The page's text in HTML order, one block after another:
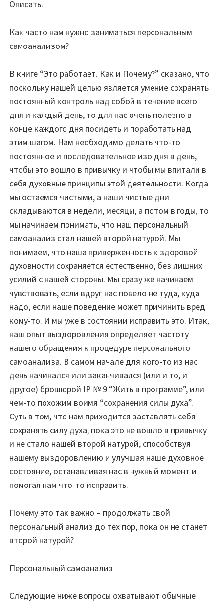
Описать.
Как часто нам нужно заниматься персональным
самоанализом?
В книге “Это работает. Как и Почему?” сказано, что
поскольку нашей целью является умение сохранять
постоянный контроль над собой в течение всего
дня и каждый день, то для нас очень полезно в
конце каждого дня посидеть и поработать над
этим шагом. Нам необходимо делать что-то
постоянное и последовательное изо дня в день,
чтобы это вошло в привычку и чтобы мы впитали в
себя духовные принципы этой деятельности. Когда
мы остаемся чистыми, а наши чистые дни
складываются в недели, месяцы, а потом в годы, то
мы начинаем понимать, что наш персональный
самоанализ стал нашей второй натурой. Мы
понимаем, что наша приверженность к здоровой
духовности сохраняется естественно, без лишних
усилий с нашей стороны. Мы сразу же начинаем
чувствовать, если вдруг нас повело не туда, куда
надо, если наше поведение может причинить вред
кому-то. И мы уже в состоянии исправить это. Итак,
наш опыт выздоровления определяет частоту
нашего обращения к процедуре персонального
самоанализа. В самом начале для кого-то из нас
день начинался или заканчивался (или и то, и
другое) брошюрой IP № 9 “Жить в программе”, или
чем-то похожим воимя “сохранения силы духа”.
Суть в том, что нам приходится заставлять себя
сохранять силу духа, пока это не вошло в привычку
и не стало нашей второй натурой, способствуя
нашему выздоровлению и улучшая наше духовное
состояние, останавливая нас в нужный момент и
помогая нам что-то исправить.
Почему это так важно – продолжать свой
персональный анализ до тех пор, пока он не станет
второй натурой?
Персональный самоанализ
Следующие ниже вопросы охватывают обычные